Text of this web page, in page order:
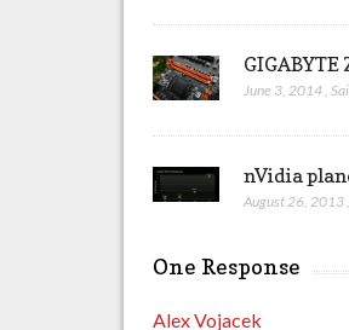
June 3, 2014,
nVidia
August 26, 2013
One Response
Alex Vojacek